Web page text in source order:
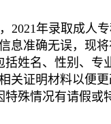
2021年录取成人
息准确无误，现
括姓名、性别、
关证明材料以便
特殊情况有请假